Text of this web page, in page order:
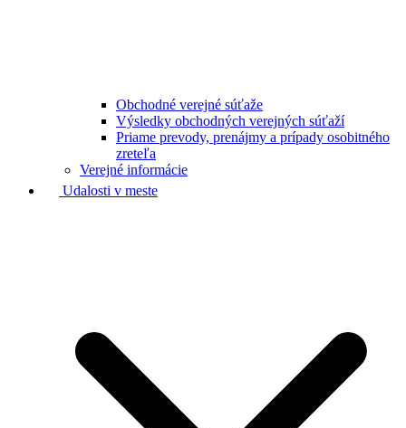
Obchodné verejné súťaže
Výsledky obchodných verejných súťaží
Priame prevody, prenájmy a prípady osobitného
zreteľa
Verejné informácie
Udalosti v meste